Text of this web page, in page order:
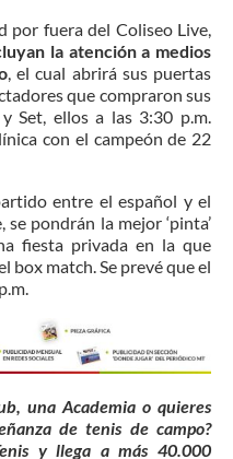
por fuera del Coliseo Live,
la atención a medios
, el cual abrirá sus puertas
que compraron sus
Set, ellos a las 3:30 p.m.
con el campeón de 22
entre el español y el
pondrán la mejor ‘pinta’
fiesta privada en la que
box match. Se prevé que el
una Academia o quieres
de tenis de campo?
y llega a más 40.000